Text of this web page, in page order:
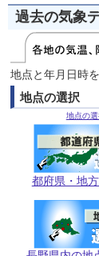
過去の気象
地点と年月日時
地点の選択
地点の
都府県・地